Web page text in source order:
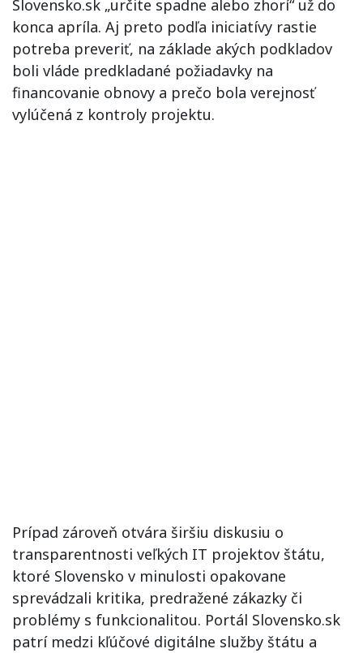
Slovensko.sk „určite spadne alebo zhorí“ už do
konca apríla. Aj preto podľa iniciatívy rastie
potreba preveriť, na základe akých podkladov
boli vláde predkladané požiadavky na
financovanie obnovy a prečo bola verejnosť
vylúčená z kontroly projektu.
Prípad zároveň otvára širšiu diskusiu o
transparentnosti veľkých IT projektov štátu,
ktoré Slovensko v minulosti opakovane
sprevádzali kritika, predražené zákazky či
problémy s funkcionalitou. Portál Slovensko.sk
patrí medzi kľúčové digitálne služby štátu a